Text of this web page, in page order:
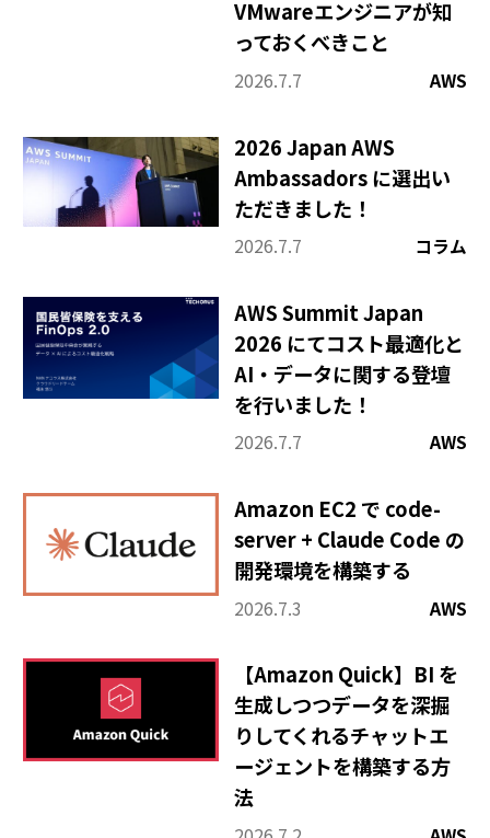
VMwareエンジニアが知
っておくべきこと
2026.7.7 AWS
2026 Japan AWS
Ambassadors に選出い
ただきました！
2026.7.7 コラム
AWS Summit Japan
2026 にてコスト最適化と
AI・データに関する登壇
を行いました！
2026.7.7 AWS
Amazon EC2 で code-
server + Claude Code の
開発環境を構築する
2026.7.3 AWS
【Amazon Quick】BI を
生成しつつデータを深掘
りしてくれるチャットエ
ージェントを構築する方
法